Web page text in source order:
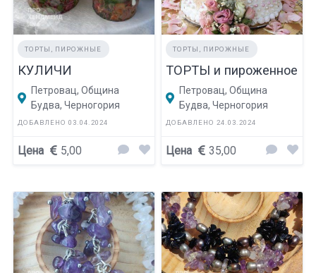
ТОРТЫ, ПИРОЖНЫЕ
КУЛИЧИ
Петровац, Община
Будва, Черногория
ДОБАВЛЕНО 03.04.2024
Цена 5,00
ТОРТЫ, ПИРОЖНЫЕ
ТОРТЫ и пироженное
Петровац, Община
Будва, Черногория
ДОБАВЛЕНО 24.03.2024
Цена 35,00